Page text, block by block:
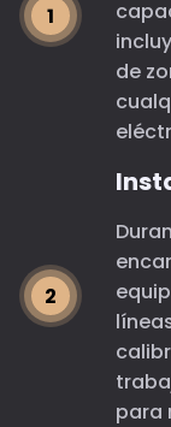
de
para